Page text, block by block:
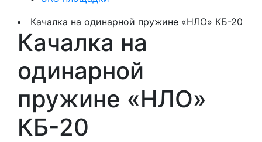
Качалка на одинарной пружине «НЛО» КБ-20
Качалка на
одинарной
пружине «НЛО»
КБ-20